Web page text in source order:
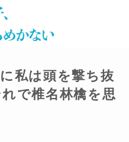
私は頭を撃ち抜
で椎名林檎を思